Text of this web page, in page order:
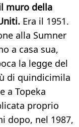
muro della
Era il 1951.
alla Sumner
a casa sua,
la legge del
di quindicimila
a Topeka
proprio
dopo, nel 1987,